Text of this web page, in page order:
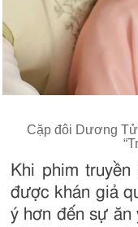
Cặp đôi Dương
Khi phim
được khán giả
ý hơn đến sự ăn